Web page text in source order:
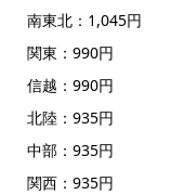
南東北：1,045円
関東：990円
信越：990円
北陸：935円
中部：935円
関西：935円